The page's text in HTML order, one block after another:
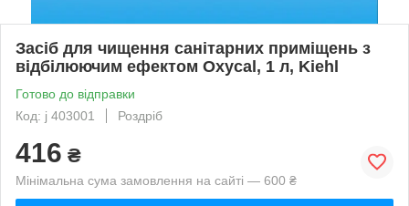
Засіб для чищення санітарних приміщень з
відбілюючим ефектом Oxycal, 1 л, Kiehl
Готово до відправки
Код: j 403001
Роздріб
416 ₴
Мінімальна сума замовлення на сайті — 600 ₴